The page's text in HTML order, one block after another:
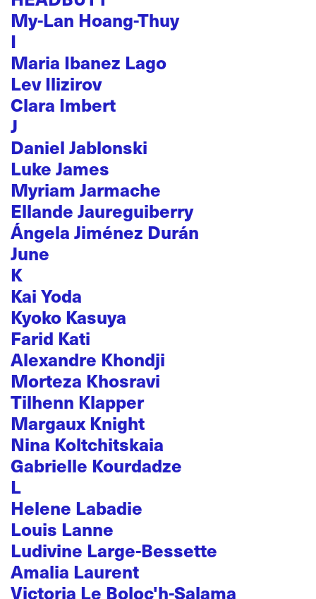
My-Lan Hoang-Thuy
I
Maria Ibanez Lago
Lev Ilizirov
Clara Imbert
J
Daniel Jablonski
Luke James
Myriam Jarmache
Ellande Jaureguiberry
Ángela Jiménez Durán
June
K
Kai Yoda
Kyoko Kasuya
Farid Kati
Alexandre Khondji
Morteza Khosravi
Tilhenn Klapper
Margaux Knight
Nina Koltchitskaia
Gabrielle Kourdadze
L
Helene Labadie
Louis Lanne
Ludivine Large-Bessette
Amalia Laurent
Victoria Le Boloc'h-Salama